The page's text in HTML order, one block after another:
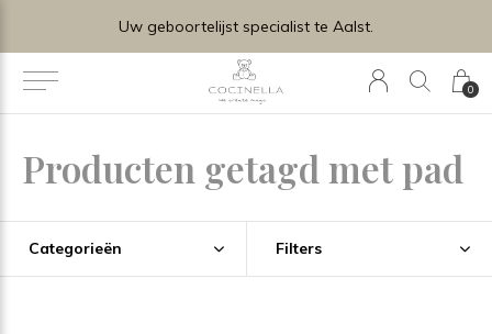
0
Uw geboortelijst specialist te Aalst.
Producten getagd met pad
Categorieën Filters